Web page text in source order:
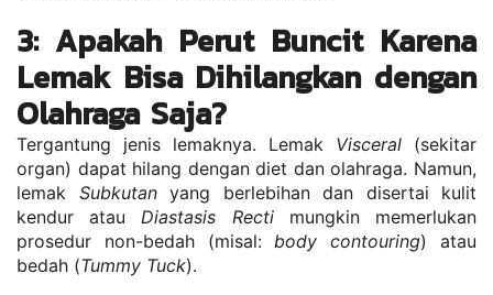
3: Apakah Perut Buncit Karena
Lemak Bisa Dihilangkan dengan
Olahraga Saja?
Tergantung jenis lemaknya. Lemak Visceral (sekitar
organ) dapat hilang dengan diet dan olahraga. Namun,
lemak Subkutan yang berlebihan dan disertai kulit
kendur atau Diastasis Recti mungkin memerlukan
prosedur non-bedah (misal: body contouring) atau
bedah (Tummy Tuck).